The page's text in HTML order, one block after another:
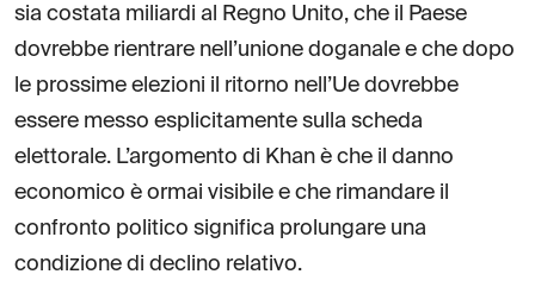
sia costata miliardi al Regno Unito, che il Paese
dovrebbe rientrare nell’unione doganale e che dopo
le prossime elezioni il ritorno nell’Ue dovrebbe
essere messo esplicitamente sulla scheda
elettorale. L’argomento di Khan è che il danno
economico è ormai visibile e che rimandare il
confronto politico significa prolungare una
condizione di declino relativo.